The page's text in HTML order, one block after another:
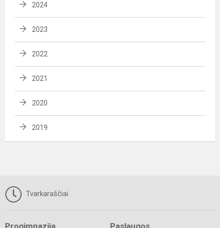
2024
2023
2022
2021
2020
2019
Tvarkaraščiai
Progimnazija Paslaugos